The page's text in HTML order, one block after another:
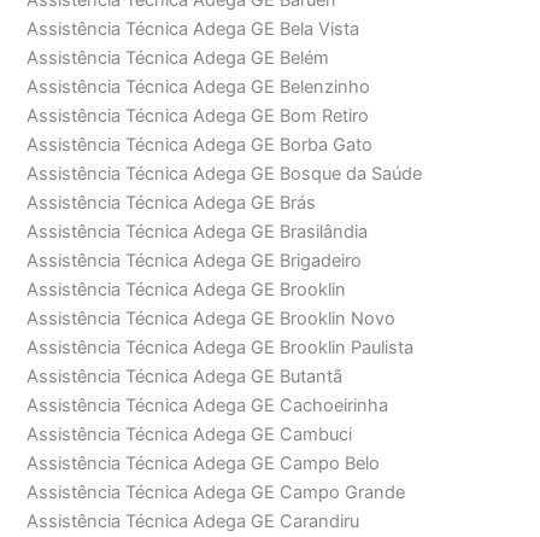
Assistência Técnica Adega GE Bela Vista
Assistência Técnica Adega GE Belém
Assistência Técnica Adega GE Belenzinho
Assistência Técnica Adega GE Bom Retiro
Assistência Técnica Adega GE Borba Gato
Assistência Técnica Adega GE Bosque da Saúde
Assistência Técnica Adega GE Brás
Assistência Técnica Adega GE Brasilândia
Assistência Técnica Adega GE Brigadeiro
Assistência Técnica Adega GE Brooklin
Assistência Técnica Adega GE Brooklin Novo
Assistência Técnica Adega GE Brooklin Paulista
Assistência Técnica Adega GE Butantã
Assistência Técnica Adega GE Cachoeirinha
Assistência Técnica Adega GE Cambuci
Assistência Técnica Adega GE Campo Belo
Assistência Técnica Adega GE Campo Grande
Assistência Técnica Adega GE Carandiru